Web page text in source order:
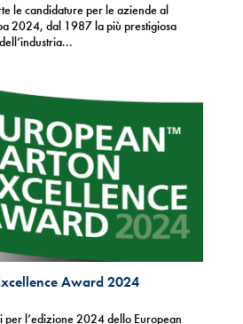
le candidature per le aziende al
2024, dal 1987 la più prestigiosa
Award 2024
per l’edizione 2024 dello European